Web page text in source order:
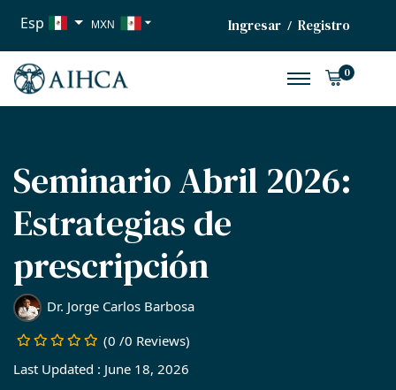
Esp MXN
EUR
Ingresar / Registro
0
Seminario Abril 2026:
Estrategias de
prescripción
Dr. Jorge Carlos Barbosa
(0 /0 Reviews)
Last Updated : June 18, 2026